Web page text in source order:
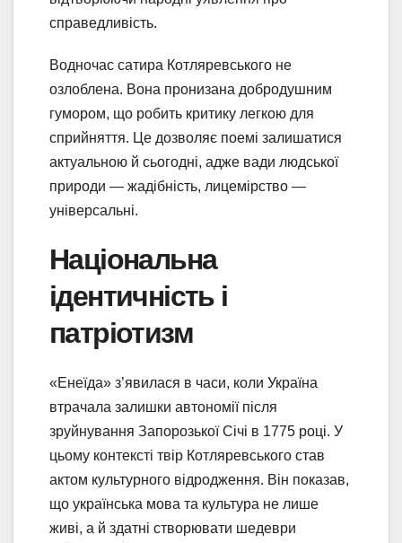
справедливість.
Водночас сатира Котляревського не
озлоблена. Вона пронизана добродушним
гумором, що робить критику легкою для
сприйняття. Це дозволяє поемі залишатися
актуальною й сьогодні, адже вади людської
природи — жадібність, лицемірство —
універсальні.
Національна
ідентичність і
патріотизм
«Енеїда» з’явилася в часи, коли Україна
втрачала залишки автономії після
зруйнування Запорозької Січі в 1775 році. У
цьому контексті твір Котляревського став
актом культурного відродження. Він показав,
що українська мова та культура не лише
живі, а й здатні створювати шедеври